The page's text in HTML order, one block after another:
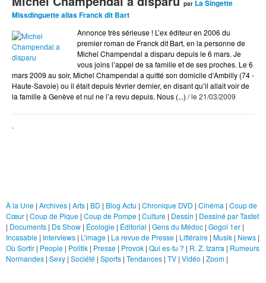
Arts
BD
Blog Actu
Chroniques DVD
Cinéma
Dessiné par Tastet
Documents
Ds Show
Écologie
par La Singette
Missdinguette alias Franck dit Bart
Annonce très sérieuse ! L’ex éditeur en 2006 du
premier roman de Franck dit Bart, en la personne de
Michel Champendal a disparu depuis le 6 mars. Je
vous joins l’appel de sa famille et de ses proches. Le 6
mars 2009 au soir, Michel Champendal a quitté son domicile d’Ambilly (74 -
Haute-Savoie) ou il était depuis février dernier, en disant qu’il allait voir de
la famille à Genève et nul ne l’a revu depuis. Nous (...) / le 21/03/2009
.
À la Une | Archives | Arts | BD | Blog Actu | Chronique DVD | Cinéma | Coup de
Cœur | Coup de Pique | Coup de Pompe | Culture | Dessin | Dessiné par Tastet
| Documents | Ds Show | Écologie | Éditorial | Gens du Médoc | Gogol 1er |
Incasable | Interviews | L’image | La revue de Presse | Littéraire | Musik | News |
Où Sortir | People | Politik | Presse | Provok | Qui es-tu ? | R. Z. Izarra | Rumeurs
Normandes | Sexy | Société | Sports | Tendances | TV | Vidéo | Zoom |